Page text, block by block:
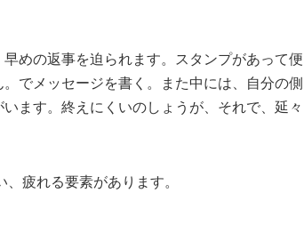
めの返事を迫られます。スタンプがあって便
でメッセージを書く。また中には、自分の側
ます。終えにくいのしょうが、それで、延々
疲れる要素があります。